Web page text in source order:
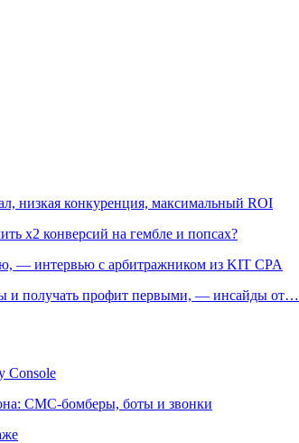
низкая конкуренция, максимальный ROI
х2 конверсий на гембле и попсах?
— интервью с арбитражником из KIT CPA
и получать профит первыми, — инсайды от…
Console
СМС-бомберы, боты и звонки